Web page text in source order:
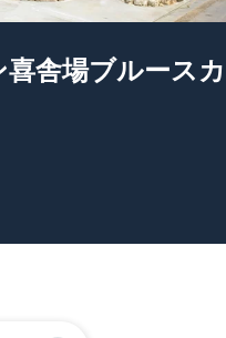
舎場ブルースカ